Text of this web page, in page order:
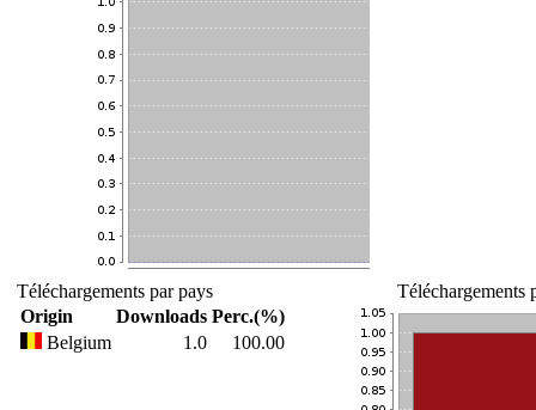
Téléchargements par pays
Origin
Downloads Perc.(%)
Belgium
1.0 100.00
Téléchargements